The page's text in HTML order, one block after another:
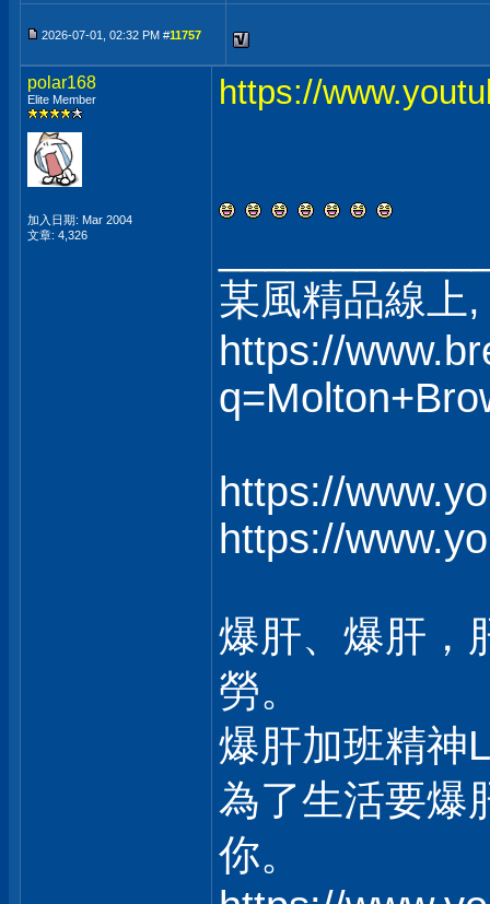
2026-07-01, 02:32 PM #11757
polar168
Elite Member
加入日期: Mar 2004
文章: 4,326
https://
某風精品線上
https://
https://
https://
爆肝、爆肝，
勞。
爆肝加班精神
為了生活要爆
你。